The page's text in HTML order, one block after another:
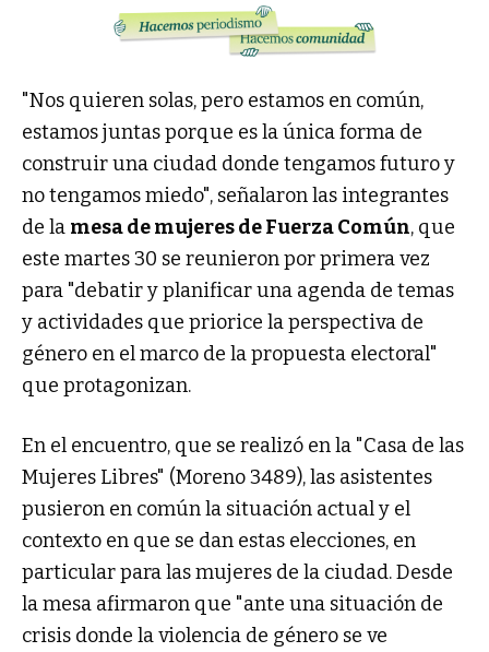
"Nos quieren solas, pero estamos en común,
estamos juntas porque es la única forma de
construir una ciudad donde tengamos futuro y
no tengamos miedo", señalaron las integrantes
de la mesa de mujeres de Fuerza Común, que
este martes 30 se reunieron por primera vez
para "debatir y planificar una agenda de temas
y actividades que priorice la perspectiva de
género en el marco de la propuesta electoral"
que protagonizan.
En el encuentro, que se realizó en la "Casa de las
Mujeres Libres" (Moreno 3489), las asistentes
pusieron en común la situación actual y el
contexto en que se dan estas elecciones, en
particular para las mujeres de la ciudad. Desde
la mesa afirmaron que "ante una situación de
crisis donde la violencia de género se ve